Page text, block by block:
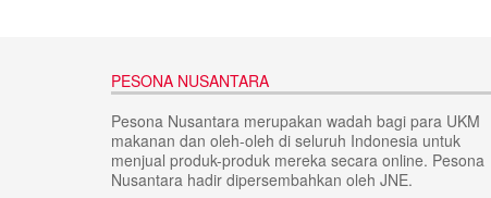
PESONA NUSANTARA
Pesona Nusantara merupakan wadah bagi para UKM
makanan dan oleh-oleh di seluruh Indonesia untuk
menjual produk-produk mereka secara online. Pesona
Nusantara hadir dipersembahkan oleh JNE.